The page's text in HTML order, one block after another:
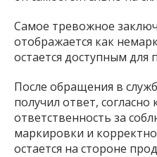
Самое тревожное
отображается как
остается доступным для
После обращения в
получил ответ, согласно
ответственность за
маркировки и
остается на стороне